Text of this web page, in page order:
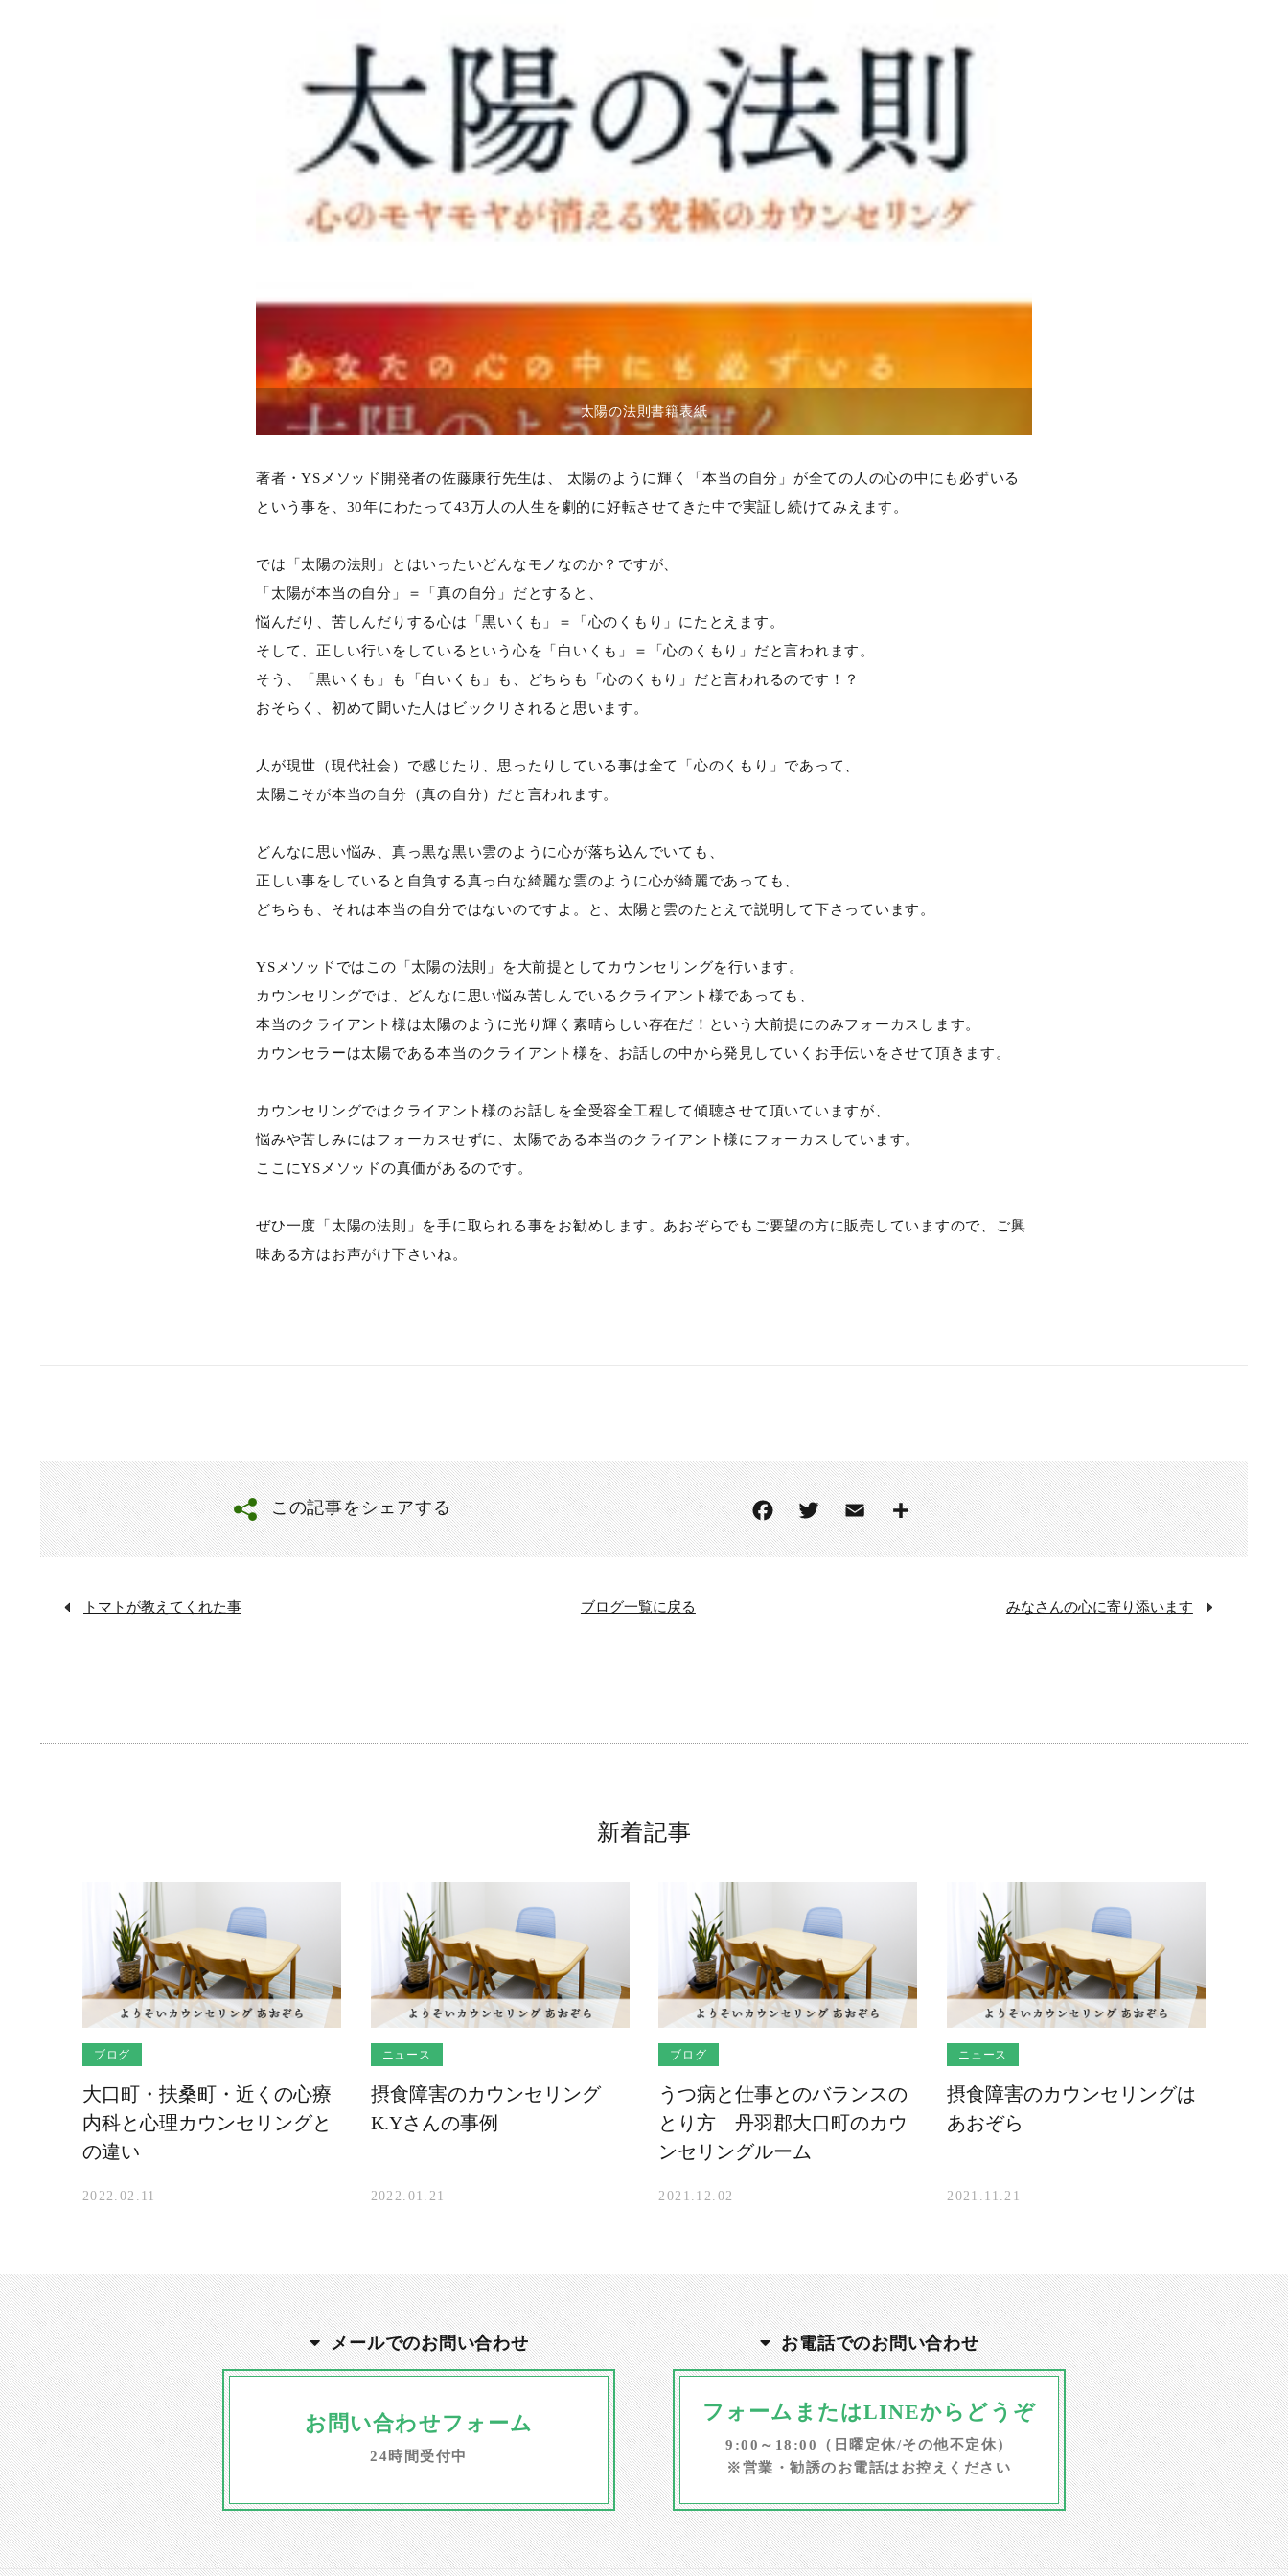
太陽の法則書籍表紙
著者・YSメソッド開発者の佐藤康行先生は、 太陽のように輝く「本当の自分」が全ての人の心の中にも必ずいる
という事を、30年にわたって43万人の人生を劇的に好転させてきた中で実証し続けてみえます。
では「太陽の法則」とはいったいどんなモノなのか？ですが、
「太陽が本当の自分」＝「真の自分」だとすると、
悩んだり、苦しんだりする心は「黒いくも」＝「心のくもり」にたとえます。
そして、正しい行いをしているという心を「白いくも」＝「心のくもり」だと言われます。
そう、「黒いくも」も「白いくも」も、どちらも「心のくもり」だと言われるのです！？
おそらく、初めて聞いた人はビックリされると思います。
人が現世（現代社会）で感じたり、思ったりしている事は全て「心のくもり」であって、
太陽こそが本当の自分（真の自分）だと言われます。
どんなに思い悩み、真っ黒な黒い雲のように心が落ち込んでいても、
正しい事をしていると自負する真っ白な綺麗な雲のように心が綺麗であっても、
どちらも、それは本当の自分ではないのですよ。と、太陽と雲のたとえで説明して下さっています。
YSメソッドではこの「太陽の法則」を大前提としてカウンセリングを行います。
カウンセリングでは、どんなに思い悩み苦しんでいるクライアント様であっても、
本当のクライアント様は太陽のように光り輝く素晴らしい存在だ！という大前提にのみフォーカスします。
カウンセラーは太陽である本当のクライアント様を、お話しの中から発見していくお手伝いをさせて頂きます。
カウンセリングではクライアント様のお話しを全受容全工程して傾聴させて頂いていますが、
悩みや苦しみにはフォーカスせずに、太陽である本当のクライアント様にフォーカスしています。
ここにYSメソッドの真価があるのです。
ぜひ一度「太陽の法則」を手に取られる事をお勧めします。あおぞらでもご要望の方に販売していますので、ご興
味ある方はお声がけ下さいね。
この記事をシェアする
トマトが教えてくれた事 ブログ一覧に戻る みなさんの心に寄り添います
新着記事
ブログ
大口町・扶桑町・近くの心療
内科と心理カウンセリングと
の違い
2022.02.11
ニュース
摂食障害のカウンセリング
K.Yさんの事例
2022.01.21
ブログ
うつ病と仕事とのバランスの
とり方 丹羽郡大口町のカウ
ンセリングルーム
2021.12.02
ニュース
摂食障害のカウンセリングは
あおぞら
2021.11.21
メールでのお問い合わせ
お問い合わせフォーム
24時間受付中
お電話でのお問い合わせ
フォームまたはLINEからどうぞ
9:00～18:00（日曜定休/その他不定休）
※営業・勧誘のお電話はお控えください